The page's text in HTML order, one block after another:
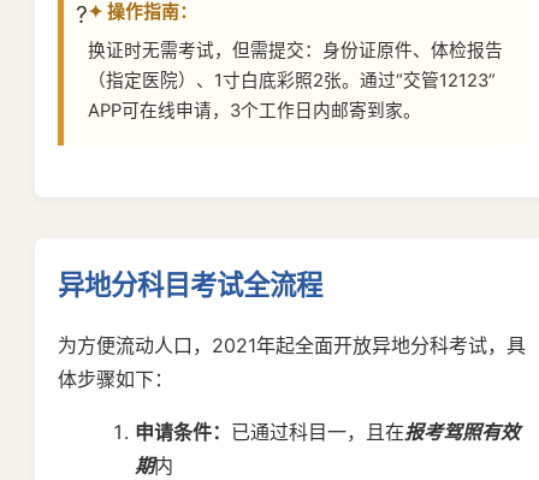
✦ 操作指南：
换证时无需考试，但需提交：身份证原件、体检报告
（指定医院）、1寸白底彩照2张。通过“交管12123”
APP可在线申请，3个工作日内邮寄到家。
异地分科目考试全流程
为方便流动人口，2021年起全面开放异地分科考试，具
体步骤如下：
申请条件： 已通过科目一，且在报考驾照有效
期内